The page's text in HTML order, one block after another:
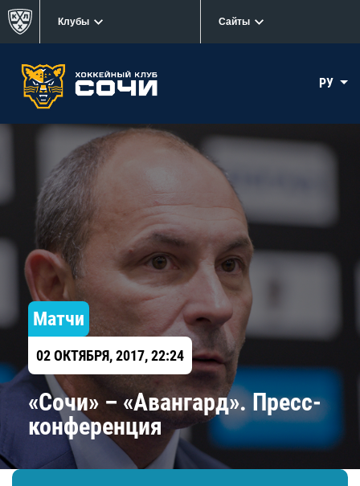
Клубы Сайты
РУ
Матчи
02 ОКТЯБРЯ, 2017, 22:24
«Сочи» – «Авангард». Пресс-
конференция